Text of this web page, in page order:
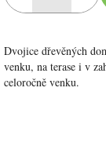
Dvojice dřevěných
venku, na terase i v
celoročně venku.